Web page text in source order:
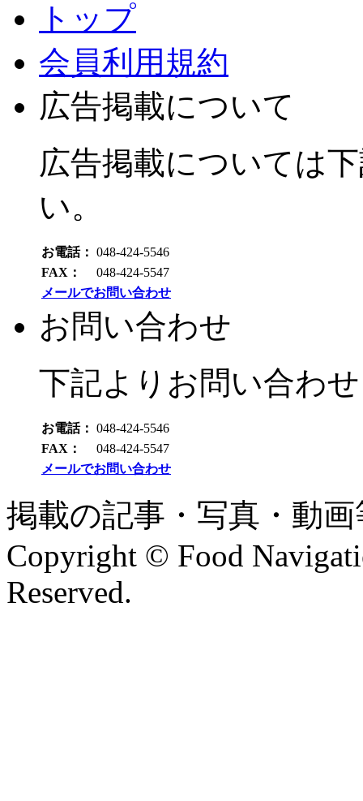
トップ
会員利用規約
広告掲載について
広告掲載については
い。
お電話： 048-424-5546
FAX：
048-424-5547
メールでお問い合わせ
お問い合わせ
下記よりお問い合わ
お電話： 048-424-5546
FAX：
048-424-5547
メールでお問い合わせ
掲載の記事・写真・動
Copyright © Food
Reserved.